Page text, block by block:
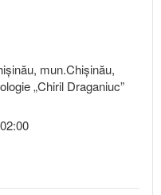
mun.Chişinău,
„Chiril Draganiuc”